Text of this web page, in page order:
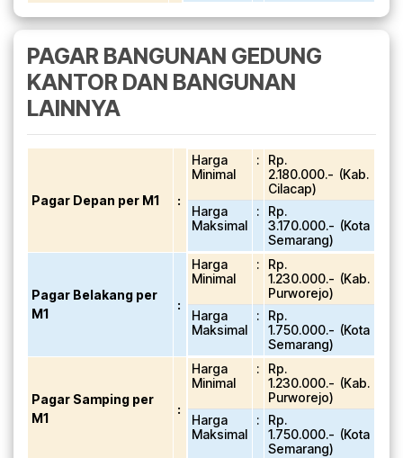
PAGAR BANGUNAN GEDUNG
KANTOR DAN BANGUNAN
LAINNYA
Pagar Depan per M1 :
Harga
Minimal
:
Rp.
2.180.000.- (Kab.
Cilacap)
Harga
Maksimal
:
Rp.
3.170.000.- (Kota
Semarang)
Pagar Belakang per
M1
:
Harga
Minimal
:
Rp.
1.230.000.- (Kab.
Purworejo)
Harga
Maksimal
:
Rp.
1.750.000.- (Kota
Semarang)
Pagar Samping per
M1
:
Harga
Minimal
:
Rp.
1.230.000.- (Kab.
Purworejo)
Harga
Maksimal
:
Rp.
1.750.000.- (Kota
Semarang)